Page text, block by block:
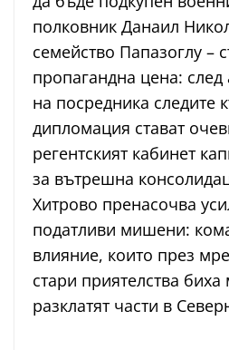
полковник Данаил
семейство Папазоглу –
пропагандна цена: след
на посредника следите
дипломация стават
регентският кабинет
за вътрешна
Хитрово пренасочва
податливи мишени:
влияние, които през
стари приятелства биха
разклатят части в